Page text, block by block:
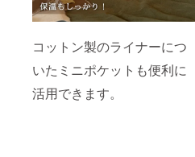
コットン製のライナーにつ
いたミニポケットも便利に
活用できます。